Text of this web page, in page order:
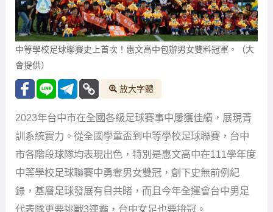
放大字體
2023年台中市在全國各級足球賽事中屢獲佳績，展現青
訓系統實力。從全國學童盃到中等學校足球聯賽，台中
市各階段球隊均表現出色，特別是惠文高中在111學年度
中等學校足球聯賽中勇奪男女雙冠，創下史無前例紀
在全國學童盃賽事中，台中市各年級組別的表現均非常
亮眼。國小女生四年級組的冠軍為臺中足夢蜻蜓，亞軍
則是臺中黎明國小，而學校四年級組冠軍為臺中國安國